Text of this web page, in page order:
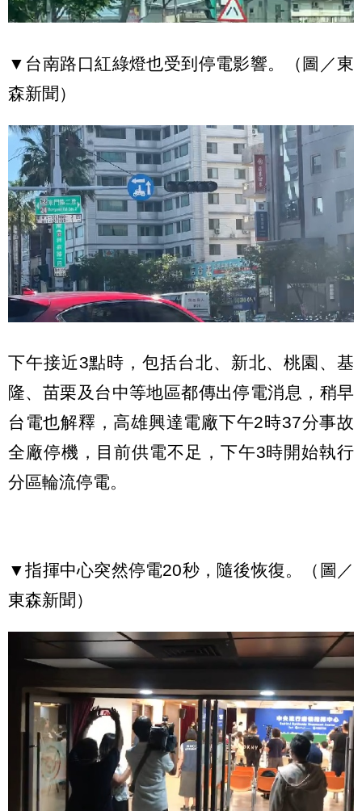
▼台南路口紅綠燈也受到停電影響。（圖／東
森新聞）
下午接近3點時，包括台北、新北、桃園、基
隆、苗栗及台中等地區都傳出停電消息，稍早
台電也解釋，高雄興達電廠下午2時37分事故
全廠停機，目前供電不足，下午3時開始執行
分區輪流停電。
▼指揮中心突然停電20秒，隨後恢復。（圖／
東森新聞）